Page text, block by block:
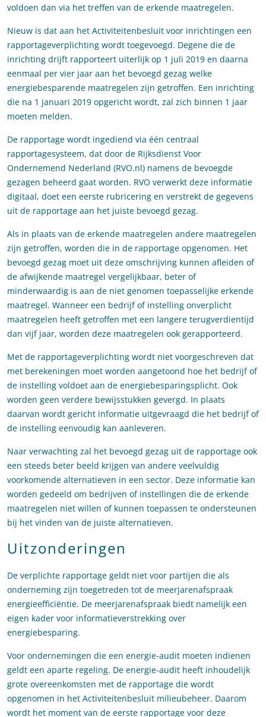
voldoen dan via het treffen van de erkende maatregelen.
Nieuw is dat aan het Activiteitenbesluit voor inrichtingen een
rapportageverplichting wordt toegevoegd. Degene die de
inrichting drijft rapporteert uiterlijk op 1 juli 2019 en daarna
eenmaal per vier jaar aan het bevoegd gezag welke
energiebesparende maatregelen zijn getroffen. Een inrichting
die na 1 januari 2019 opgericht wordt, zal zich binnen 1 jaar
moeten melden.
De rapportage wordt ingediend via één centraal
rapportagesysteem, dat door de Rijksdienst Voor
Ondernemend Nederland (RVO.nl) namens de bevoegde
gezagen beheerd gaat worden. RVO verwerkt deze informatie
digitaal, doet een eerste rubricering en verstrekt de gegevens
uit de rapportage aan het juiste bevoegd gezag.
Als in plaats van de erkende maatregelen andere maatregelen
zijn getroffen, worden die in de rapportage opgenomen. Het
bevoegd gezag moet uit deze omschrijving kunnen afleiden of
de afwijkende maatregel vergelijkbaar, beter of
minderwaardig is aan de niet genomen toepasselijke erkende
maatregel. Wanneer een bedrijf of instelling onverplicht
maatregelen heeft getroffen met een langere terugverdientijd
dan vijf jaar, worden deze maatregelen ook gerapporteerd.
Met de rapportageverplichting wordt niet voorgeschreven dat
met berekeningen moet worden aangetoond hoe het bedrijf of
de instelling voldoet aan de energiebesparingsplicht. Ook
worden geen verdere bewijsstukken gevergd. In plaats
daarvan wordt gericht informatie uitgevraagd die het bedrijf of
de instelling eenvoudig kan aanleveren.
Naar verwachting zal het bevoegd gezag uit de rapportage ook
een steeds beter beeld krijgen van andere veelvuldig
voorkomende alternatieven in een sector. Deze informatie kan
worden gedeeld om bedrijven of instellingen die de erkende
maatregelen niet willen of kunnen toepassen te ondersteunen
bij het vinden van de juiste alternatieven.
Uitzonderingen
De verplichte rapportage geldt niet voor partijen die als
onderneming zijn toegetreden tot de meerjarenafspraak
energieefficiëntie. De meerjarenafspraak biedt namelijk een
eigen kader voor informatieverstrekking over
energiebesparing.
Voor ondernemingen die een energie-audit moeten indienen
geldt een aparte regeling. De energie-audit heeft inhoudelijk
grote overeenkomsten met de rapportage die wordt
opgenomen in het Activiteitenbesluit milieubeheer. Daarom
wordt het moment van de eerste rapportage voor deze